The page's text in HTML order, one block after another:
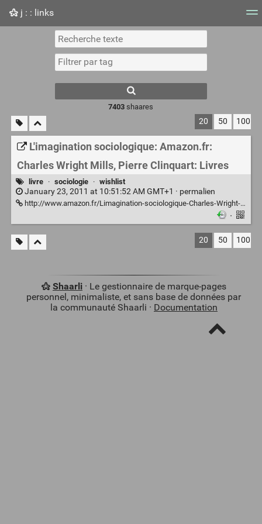
j : : links
Nuage de tags Mur d'images
7403 shaares
20 50 100
L'imagination sociologique: Amazon.fr:
Charles Wright Mills, Pierre Clinquart: Livres
livre · sociologie · wishlist
January 23, 2011 at 10:51:52 AM GMT+1 · permalien
http://www.amazon.fr/Limagination-sociologique-Charles-Wright-Mills/dp/2707150223
·
20 50 100
Shaarli· Le gestionnaire de marque-pages
personnel, minimaliste, et sans base de données par
la communauté Shaarli · Documentation